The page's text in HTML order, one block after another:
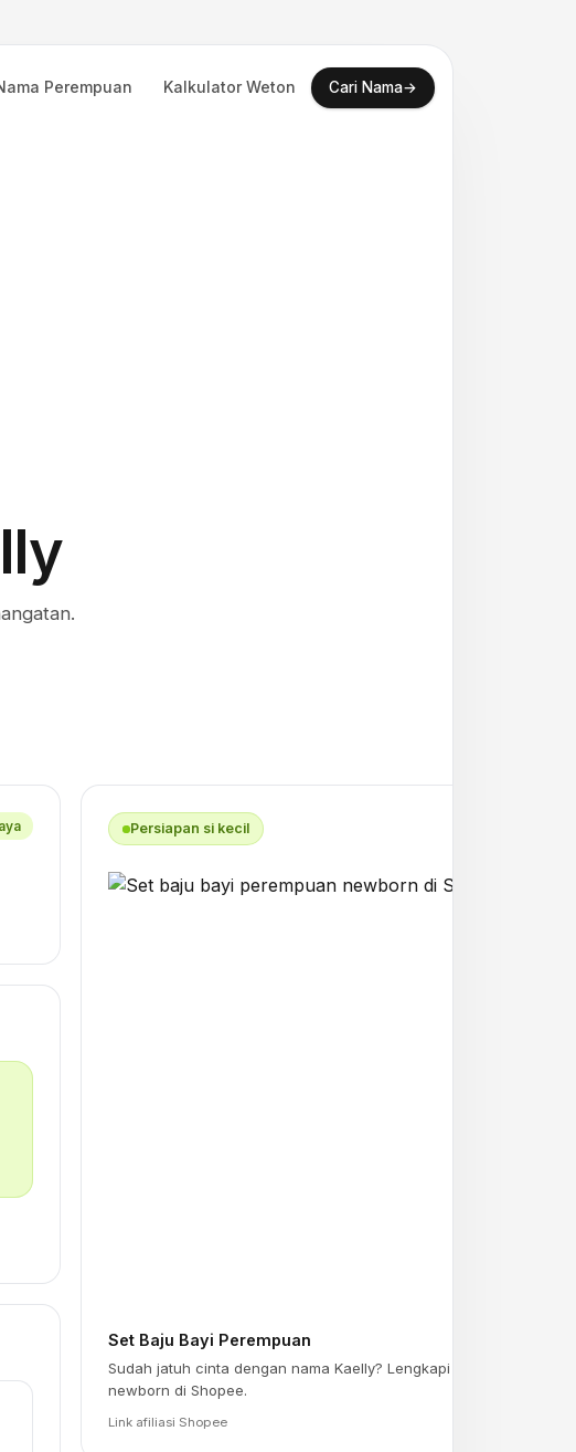
Perempuan Kalkulator Weton Cari Nama→
Persiapan si kecil
Set Baju Bayi Perempuan
Sudah jatuh cinta dengan nama Kaelly? Lengkapi persiapan
newborn di Shopee.
Link afiliasi Shopee